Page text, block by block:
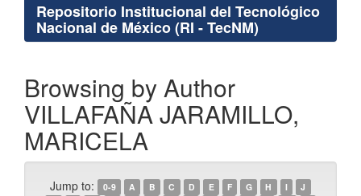
Repositorio Institucional del Tecnológico
Nacional de México (RI - TecNM)
Browsing by Author
VILLAFAÑA JARAMILLO,
MARICELA
Jump to: 0-9 A B C D E F G H I
J